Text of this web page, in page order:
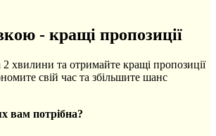
- кращі пропозиції
2 хвилини та отримайте кращі пропозиції
свій час та збільшите шанс
вам потрібна?